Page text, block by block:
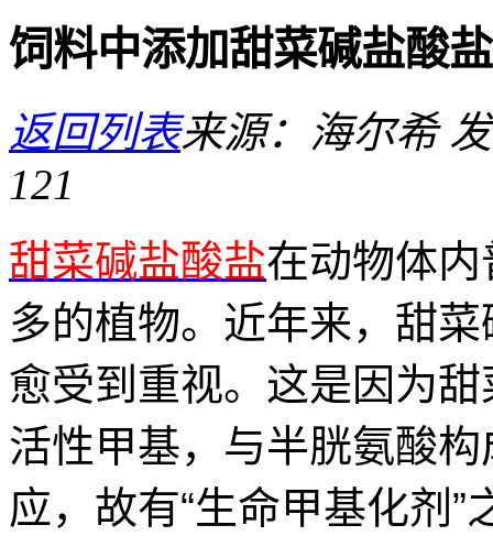
饲料中添加甜菜碱盐酸
返回列表来源：海尔希
121
甜菜碱盐酸盐在动物体
多的植物。近年来，甜
愈受到重视。这是因为
活性甲基，与半胱氨酸
应，故有“生命甲基化剂